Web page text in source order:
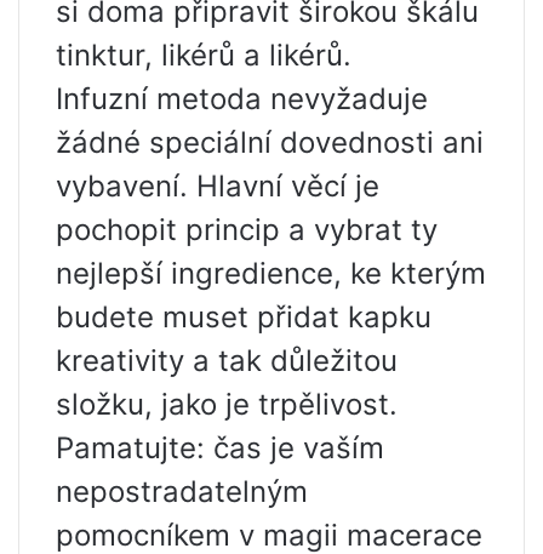
si doma připravit širokou škálu
tinktur, likérů a likérů.
Infuzní metoda nevyžaduje
žádné speciální dovednosti ani
vybavení. Hlavní věcí je
pochopit princip a vybrat ty
nejlepší ingredience, ke kterým
budete muset přidat kapku
kreativity a tak důležitou
složku, jako je trpělivost.
Pamatujte: čas je vaším
nepostradatelným
pomocníkem v magii macerace